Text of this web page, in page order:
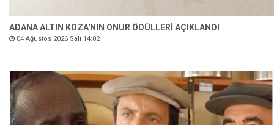
ADANA ALTIN KOZA'NIN ONUR ÖDÜLLERİ AÇIKLANDI
04 Ağustos 2026 Salı 14:02